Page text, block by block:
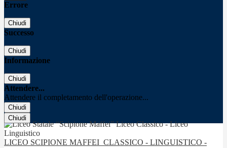
Errore
Chiudi
Successo
Chiudi
Informazione
Chiudi
Attendere...
Attendere il completamento dell'operazione...
Chiudi
Chiudi
LICEO SCIPIONE MAFFEI CLASSICO - LINGUISTICO -